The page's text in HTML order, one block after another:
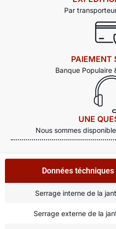
Par
PAIEMENT
Banque Populaire
UNE
Nous sommes
Données téchniques
Serrage interne de la
Serrage externe de la